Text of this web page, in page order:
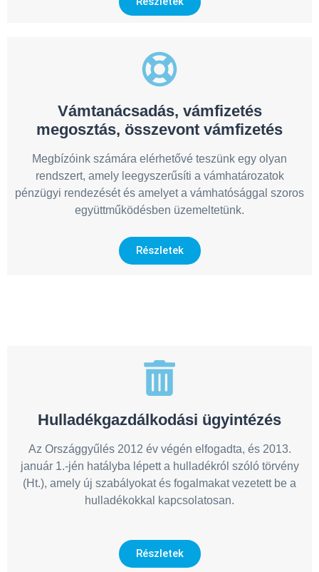
Vámtanácsadás, vámfizetés
megosztás, összevont vámfizetés
Megbízóink számára elérhetővé teszünk egy olyan
rendszert, amely leegyszerűsíti a vámhatározatok
pénzügyi rendezését és amelyet a vámhatósággal szoros
együttműködésben üzemeltetünk.
Részletek
Hulladékgazdálkodási ügyintézés
Az Országgyűlés 2012 év végén elfogadta, és 2013.
január 1.-jén hatályba lépett a hulladékról szóló törvény
(Ht.), amely új szabályokat és fogalmakat vezetett be a
hulladékokkal kapcsolatosan.
Részletek